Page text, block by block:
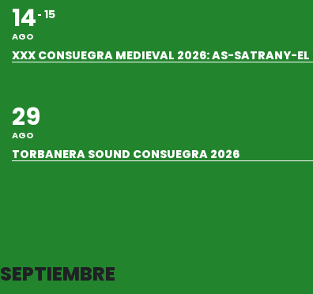
14
AGO
15
XXX CONSUEGRA MEDIEVAL 2026: AS-SATRANY-EL
29
AGO
TORBANERA SOUND CONSUEGRA 2026
SEPTIEMBRE